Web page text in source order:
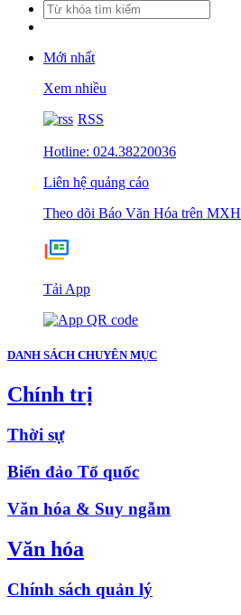
Mới nhất
Xem nhiều
RSS
Hotline: 024.38220036
Liên hệ quảng cáo
Theo dõi Báo Văn Hóa trên MXH
Tải App
DANH SÁCH CHUYÊN MỤC
Chính trị
Thời sự
Biển đảo Tổ quốc
Văn hóa & Suy ngẫm
Văn hóa
Chính sách quản lý